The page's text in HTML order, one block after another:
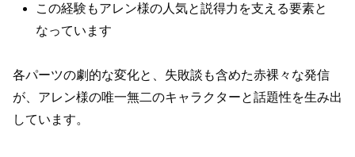
この経験もアレン様の人気と説得力を支える要素と
なっています
各パーツの劇的な変化と、失敗談も含めた赤裸々な発信
が、アレン様の唯一無二のキャラクターと話題性を生み出
しています。